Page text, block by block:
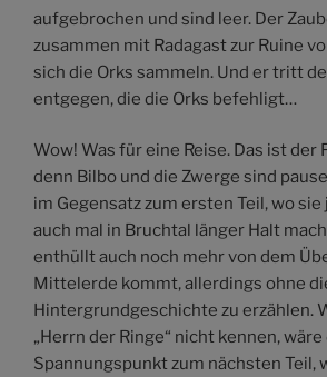
aufgebrochen und sind leer. Der
zusammen mit Radagast zur Ruine
sich die Orks sammeln. Und er tritt
entgegen, die die Orks befehligt…
Wow! Was für eine Reise. Das ist der
denn Bilbo und die Zwerge sind
im Gegensatz zum ersten Teil, wo
auch mal in Bruchtal länger Halt
enthüllt auch noch mehr von dem
Mittelerde kommt, allerdings ohne
Hintergrundgeschichte zu erzählen.
„Herrn der Ringe“ nicht kennen,
Spannungspunkt zum nächsten Teil,